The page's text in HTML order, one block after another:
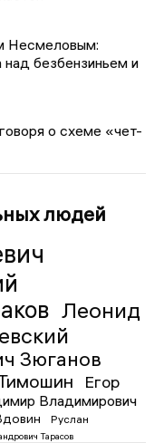
Несмеловым:
над безбензиньем и
о схеме «чет-
людей
Леонид
Зюганов
Егор
Владимирович
Руслан
Тарасов